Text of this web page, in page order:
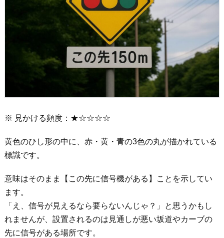
※ 見かける頻度：★☆☆☆☆
黄色のひし形の中に、赤・黄・青の3色の丸が描かれている
標識です。
意味はそのまま【この先に信号機がある】ことを示してい
ます。
「え、信号が見えるなら要らないんじゃ？」と思うかもし
れませんが、設置されるのは見通しが悪い坂道やカーブの
先に信号がある場所です。